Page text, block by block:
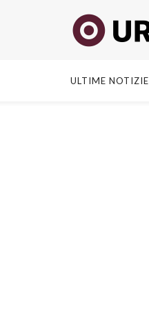
ULTIME NOTIZIE